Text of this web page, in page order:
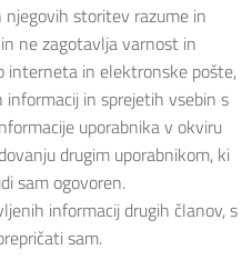
storitev razume in
ne zagotavlja varnost in
interneta in elektronske pošte,
in sprejetih vsebin s
uporabnika v okviru
drugim uporabnikom, ki
sam ogovoren.
informacij drugih članov, s
sam.